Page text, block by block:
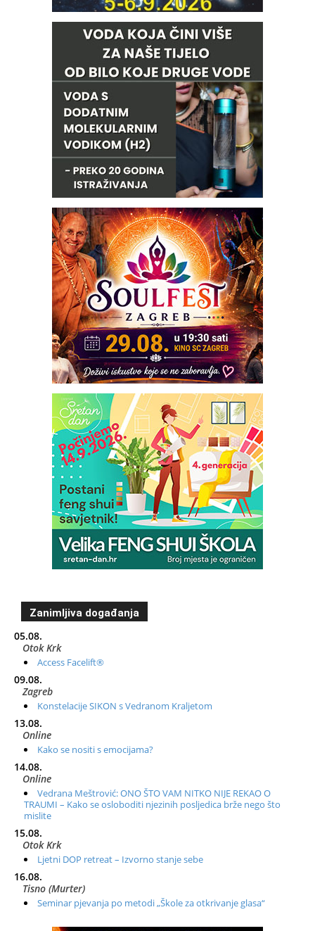
Zanimljiva događanja
05.08.
Otok Krk
Access Facelift®
09.08.
Zagreb
Konstelacije SIKON s Vedranom Kraljetom
13.08.
Online
Kako se nositi s emocijama?
14.08.
Online
Vedrana Meštrović: ONO ŠTO VAM NITKO NIJE REKAO O
TRAUMI – Kako se osloboditi njezinih posljedica brže nego što
mislite
15.08.
Otok Krk
Ljetni DOP retreat – Izvorno stanje sebe
16.08.
Tisno (Murter)
Seminar pjevanja po metodi „Škole za otkrivanje glasa“